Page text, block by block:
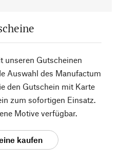
unseren Gutscheinen
Auswahl des Manufactum
den Gutschein mit Karte
zum sofortigen Einsatz.
Motive verfügbar.
kaufen